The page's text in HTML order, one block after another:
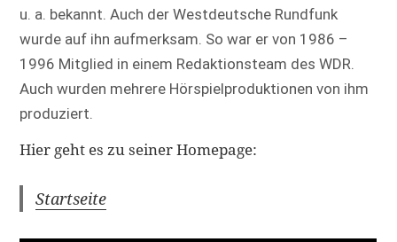
u. a. bekannt. Auch der Westdeutsche Rundfunk
wurde auf ihn aufmerksam. So war er von 1986 –
1996 Mitglied in einem Redaktionsteam des WDR.
Auch wurden mehrere Hörspielproduktionen von ihm
produziert.
Hier geht es zu seiner Homepage:
Startseite